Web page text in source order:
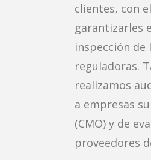
clientes, con
garantizarles
inspección de
reguladoras.
realizamos
a empresas
(CMO) y de
proveedores